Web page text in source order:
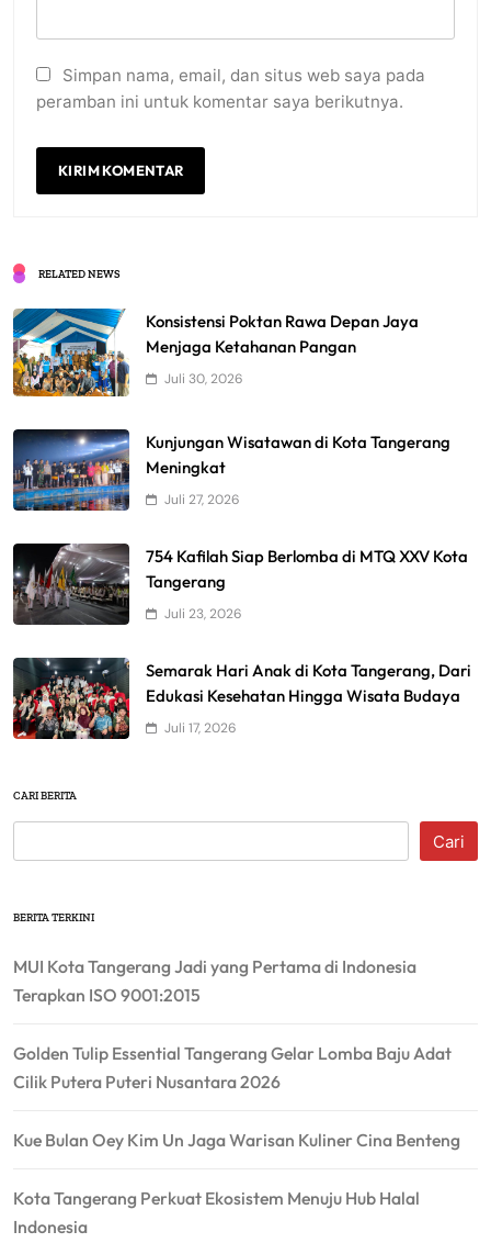
Simpan nama, email, dan situs web saya pada
peramban ini untuk komentar saya berikutnya.
RELATED NEWS
Konsistensi Poktan Rawa Depan Jaya
Menjaga Ketahanan Pangan
Juli 30, 2026
Kunjungan Wisatawan di Kota Tangerang
Meningkat
Juli 27, 2026
754 Kafilah Siap Berlomba di MTQ XXV Kota
Tangerang
Juli 23, 2026
Semarak Hari Anak di Kota Tangerang, Dari
Edukasi Kesehatan Hingga Wisata Budaya
Juli 17, 2026
CARI BERITA
Cari
BERITA TERKINI
MUI Kota Tangerang Jadi yang Pertama di Indonesia
Terapkan ISO 9001:2015
Golden Tulip Essential Tangerang Gelar Lomba Baju Adat
Cilik Putera Puteri Nusantara 2026
Kue Bulan Oey Kim Un Jaga Warisan Kuliner Cina Benteng
Kota Tangerang Perkuat Ekosistem Menuju Hub Halal
Indonesia